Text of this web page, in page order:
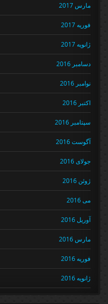
مارس 2017
فوریه 2017
ژانویه 2017
دسامبر 2016
نوامبر 2016
اکتبر 2016
سپتامبر 2016
آگوست 2016
جولای 2016
ژوئن 2016
می 2016
آوریل 2016
مارس 2016
فوریه 2016
ژانویه 2016